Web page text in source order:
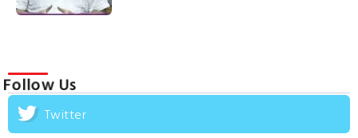
Follow Us
Twitter